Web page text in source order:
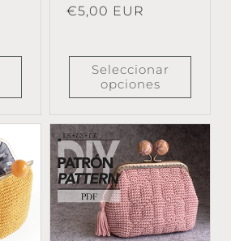
Precio
€5,00 EUR
Seleccionar
opciones